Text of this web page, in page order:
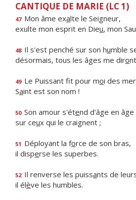
CANTIQUE DE MARIE (LC 1)
47 Mon âme exalte le Seigneur,
exulte mon esprit en Dieu, mon
48 Il s'est penché sur son humble
désormais, tous les âges me diro
49 Le Puissant fit pour moi des
Saint est son nom !
50 Son amour s'étend d'âge en âge
sur ceux qui le craignent ;
51 Déployant la force de son bras,
il disperse les superbes.
52 Il renverse les puissants de
il élève les humbles.